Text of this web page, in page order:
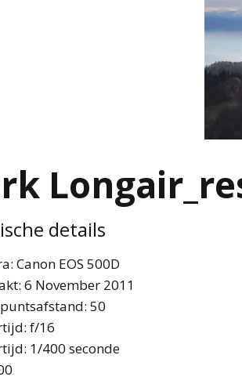
details
Canon EOS 500D
6 November 2011
50
f/16
1/400 seconde